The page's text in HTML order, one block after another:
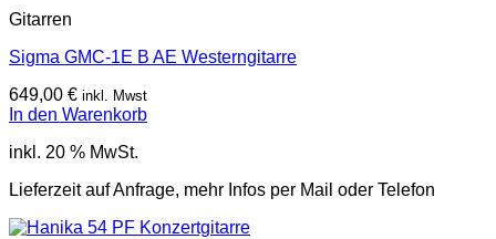
Gitarren
Sigma GMC-1E B AE Westerngitarre
649,00 € inkl. Mwst
In den Warenkorb
inkl. 20 % MwSt.
Lieferzeit auf Anfrage, mehr Infos per Mail oder Telefon